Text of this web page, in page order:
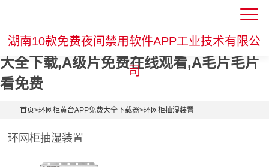
10款免费夜间禁用软件APP,黄台APP免费
大全下载,A级片免费在线观看,A毛片毛片
看免费
湖南10款免费夜间禁用软件APP工业技术有限公
司
首页>环网柜黄台APP免费大全下载器>环网柜抽湿装置
环网柜抽湿装置